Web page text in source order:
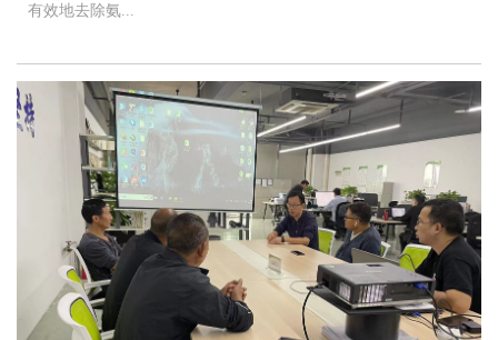
有效地去除氨...